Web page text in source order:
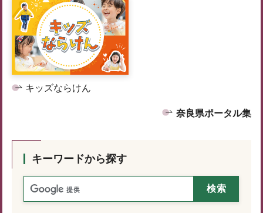
キッズならけん
奈良県ポータル集
キーワードから探す